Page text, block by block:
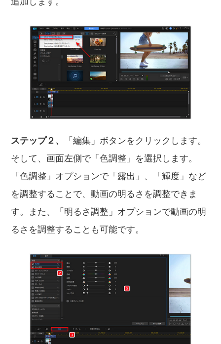
ステップ２、
「編集」ボタンをクリックします。
そして、画面左側で「色調整」を選択します。
「色調整」オプションで「露出」、「輝度」など
を調整することで、動画の明るさを調整できま
す。また、「明るさ調整」オプションで動画の明
るさを調整することも可能です。